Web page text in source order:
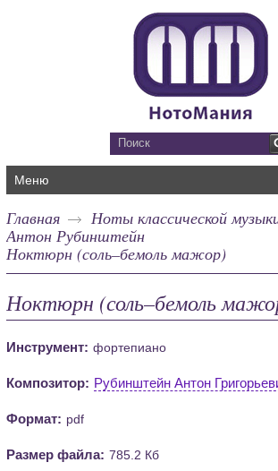
Меню
Главная
Ноты классической
Антон Рубинштейн
Ноктюрн (соль–бемоль мажор)
Ноктюрн (соль–бемоль
Инструмент: фортепиано
Композитор: Рубинштейн Антон
Формат: pdf
Размер файла: 785.2 Кб